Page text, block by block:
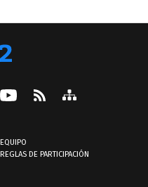
EQUIPO
REGLAS DE PARTICIPACIÓN